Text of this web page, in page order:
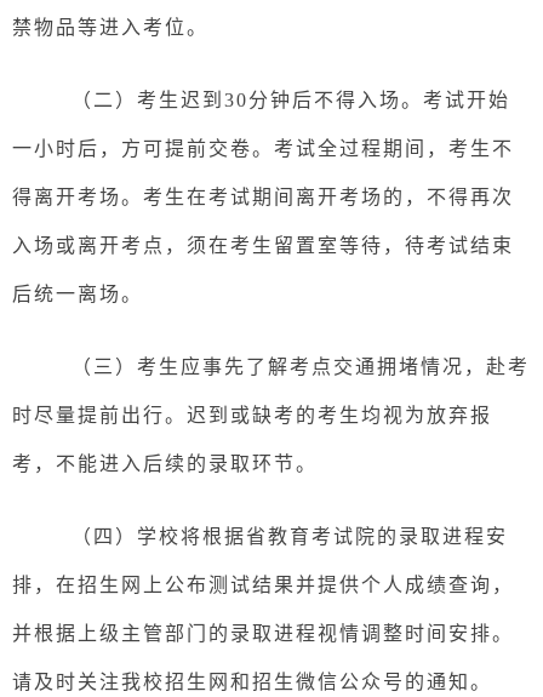
禁物品等进入考位。
（ 二 ） 考生迟到 30分钟后不得入场。考试开始
一小时后，方可提前交卷。考试全过程期间，考生不
得离开考场。考生在考试期间离开考场的，不得再次
入场或离开考点，须在考生留置室等待，待考试结束
后统一离场。
（ 三 ） 考生应事先了解考点交通拥堵情况，赴考
时尽量提前出行。迟到或缺考的考生均视为放弃报
考，不能进入后续的录取环节。
（ 四 ） 学校将根据省教育考试院的录取进程安
排，在招生网上公布测试结果并提供个人成绩查询，
并根据上级主管部门的录取进程视情调整时间安排。
请及时关注我校招生网和招生微信公众号的通知。